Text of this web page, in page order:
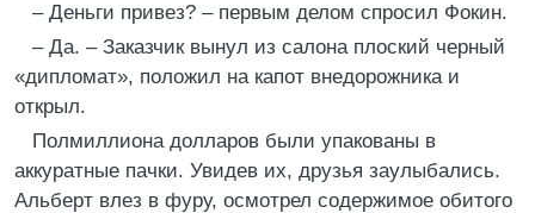
– Деньги привез? – первым делом спросил Фокин.
– Да. – Заказчик вынул из салона плоский черный
«дипломат», положил на капот внедорожника и
открыл.
Полмиллиона долларов были упакованы в
аккуратные пачки. Увидев их, друзья заулыбались.
Альберт влез в фуру, осмотрел содержимое обитого